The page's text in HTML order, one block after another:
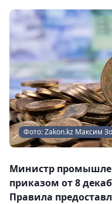
Фото: Zakon.kz Максим
Министр
приказом от 8
Правила